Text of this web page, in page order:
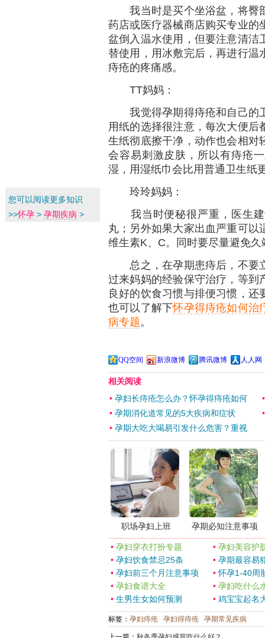
我当时是买个坐浴盆，将臀
药店或医疗器械商店购买专业的
盆倒入温水使用，但要注意清洁
替使用，用冰敷完后，再进行温
痔疮的疼痛感。
TT妈妈：
我觉得孕期得痔疮和自己的
用纸的选择很注意，每次大便
生纸彻底擦干净，动作也会相对
会容易刺激皮肤，所以有痔疮
湿，用湿纸巾会比用普通卫生纸
玲玲妈妈：
我当时便秘很严重，医生建
丸；另外如果大家出血严重可以
维生素K、C。同时要尽量避免
总之，在孕期患痔后，不要
过来妈妈的经验保守治疗，等到
良好的饮食习惯与排便习惯，
也可以了解下怀孕得痔疮如何治
病专题。
QQ空间 新浪微博 腾讯微博 人人网
相关阅读
• 孕妇长痔疮怎么办？怀孕得痔疮如何
• 孕期消化道常见的5大疾病和症状
• 孕期大吃大喝易引发什么危害？重视
职场孕妇上班 孕期必知注意事项
• 孕妇穿衣打扮专题 •孕妇美容护
• 孕妇饮食禁忌25条 •孕期最容易
• 孕妇前三个月注意事项 •怀孕1-40周
• 孕妇食谱大全 •孕妇吃什么
• 生男生女如何预测 •鸡宝宝起名
标签： 孕妇痔疮 孕妇得痔疮 孕期常见疾病
您可以阅读更多知识
>>怀孕 > 孕期疾病 >